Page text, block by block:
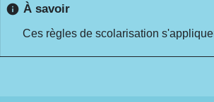
info À savoir
Ces règles de scolarisation